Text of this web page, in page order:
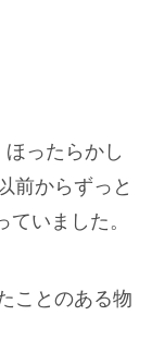
ったらかし
前からずっと
いました。
ことのある物